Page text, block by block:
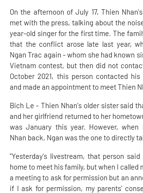
On the afternoon of July 17, Thien
met with the press, talking about the
year-old singer for the first time. The
that the conflict arose late last year,
Ngan Trac again - whom she had known
Vietnam contest, but then did not
October 2021, this person contacted
and made an appointment to meet Thien
Bich Le - Thien Nhan's older sister said
and her girlfriend returned to her
was January this year. However, when
Nhan back, Ngan was the one to directly
"Yesterday's livestream, that person
home to meet his family, but when I called
a meeting to ask for permission but an
if I ask for permission, my parents'